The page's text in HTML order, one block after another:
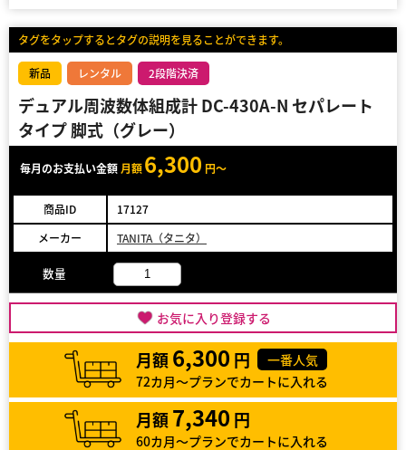
タグをタップするとタグの説明を見ることができます。
新品 レンタル 2段階決済
デュアル周波数体組成計 DC-430A-N セパレート
タイプ 脚式（グレー）
毎月のお支払い金額 月額6,300 円～
商品ID
17127
メーカー
TANITA（タニタ）
数量
お気に入り登録する
月額 6,300 円
一番人気
72カ月～プランでカートに入れる
月額 7,340 円
60カ月～プランでカートに入れる